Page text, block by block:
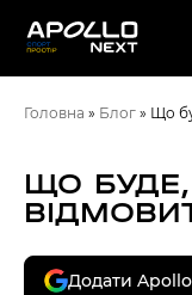
Головна » Блог » Що
ЩО
Додати